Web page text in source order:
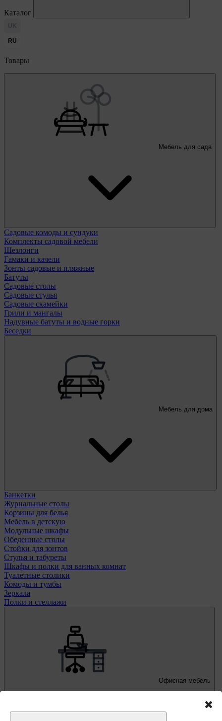
Каталог
UK
RU
Товары
Мебель для сада
Садовые комоды и сундуки
Комплекты садовой мебели
Шезлонги
Гамаки и качели
Зонты садовые и пляжные
Батуты
Садовые столы
Садовые стулья
Садовые скамейки
Грили и мангалы
Надувные батуты и водные горки
Беседки
Мебель для дома
Банкетки
Журнальные столы
Корзины для белья
Мебель в детскую
Модульные шкафы
Обеденные столы
Стойки для зонтов
Стулья и табуреты
Шкафы и полки для ванных комнат
Туалетные столики
Комоды и тумбы
Зеркала
Полки и стеллажи
Офисная мебель